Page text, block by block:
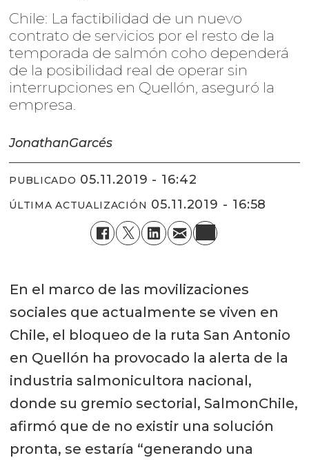
Chile: La factibilidad de un nuevo
contrato de servicios por el resto de la
temporada de salmón coho dependerá
de la posibilidad real de operar sin
interrupciones en Quellón, aseguró la
empresa.
JonathanGarcés
PUBLICADO 05.11.2019 - 16:42
ÚLTIMA ACTUALIZACIÓN 05.11.2019 - 16:58
En el marco de las movilizaciones
sociales que actualmente se viven en
Chile, el bloqueo de la ruta San Antonio
en Quellón ha provocado la alerta de la
industria salmonicultora nacional,
donde su gremio sectorial, SalmonChile,
afirmó que de no existir una solución
pronta, se estaría “generando una